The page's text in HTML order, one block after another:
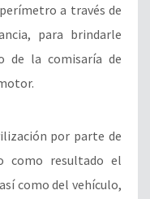
a través de
para brindarle
de la comisaría de
por parte de
como resultado el
como del vehículo,